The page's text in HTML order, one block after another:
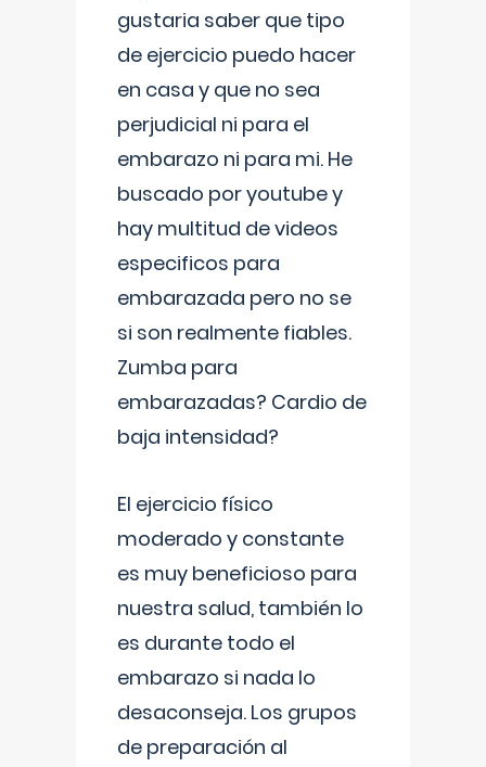
gustaria saber que tipo
de ejercicio puedo hacer
en casa y que no sea
perjudicial ni para el
embarazo ni para mi. He
buscado por youtube y
hay multitud de videos
especificos para
embarazada pero no se
si son realmente fiables.
Zumba para
embarazadas? Cardio de
baja intensidad?
El ejercicio físico
moderado y constante
es muy beneficioso para
nuestra salud, también lo
es durante todo el
embarazo si nada lo
desaconseja. Los grupos
de preparación al